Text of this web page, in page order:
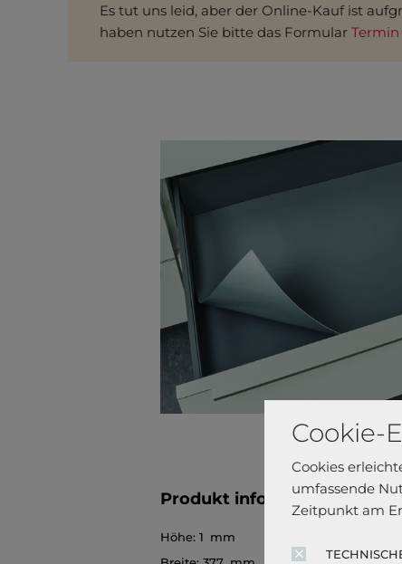
Cookie-
Cookies
umfassende
Zeitpunkt am
Es tut uns leid, aber der Online-Kauf ist
haben nutzen Sie bitte das Formular
Produkt informationen
Höhe: 1 mm